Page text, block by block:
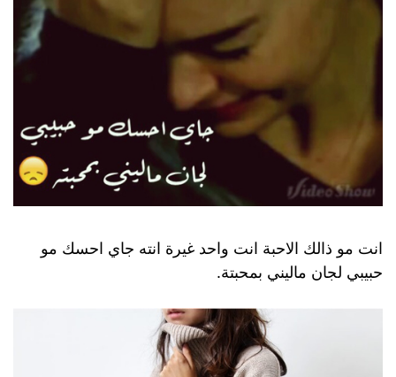
انت مو ذالك الاحبة انت واحد غيرة انته جاي احسك مو
حبيبي لجان ماليني بمحبتة.